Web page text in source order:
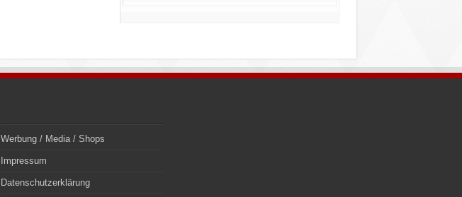
Werbung / Media / Shops
Impressum
Datenschutzerklärung